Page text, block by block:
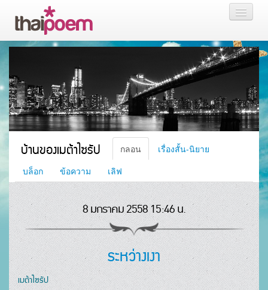
เรื่องสั้น นิยาย
บล็อก
สมาชิก
หน้าส่วนตัว
บ้านของเมต้าไซรัป กลอน
เรื่องสั้น-นิยาย
บล็อก
ข้อความ เลิฟ
8 มกราคม 2558 15:46 น.
ระหว่างเงา
เมต้าไซรัป